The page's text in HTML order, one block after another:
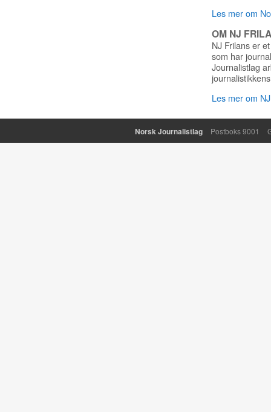
Les mer om
OM NJ
NJ Frilans er
som har
Journalistlag
Les mer om
Norsk Journalistlag Postboks 9001